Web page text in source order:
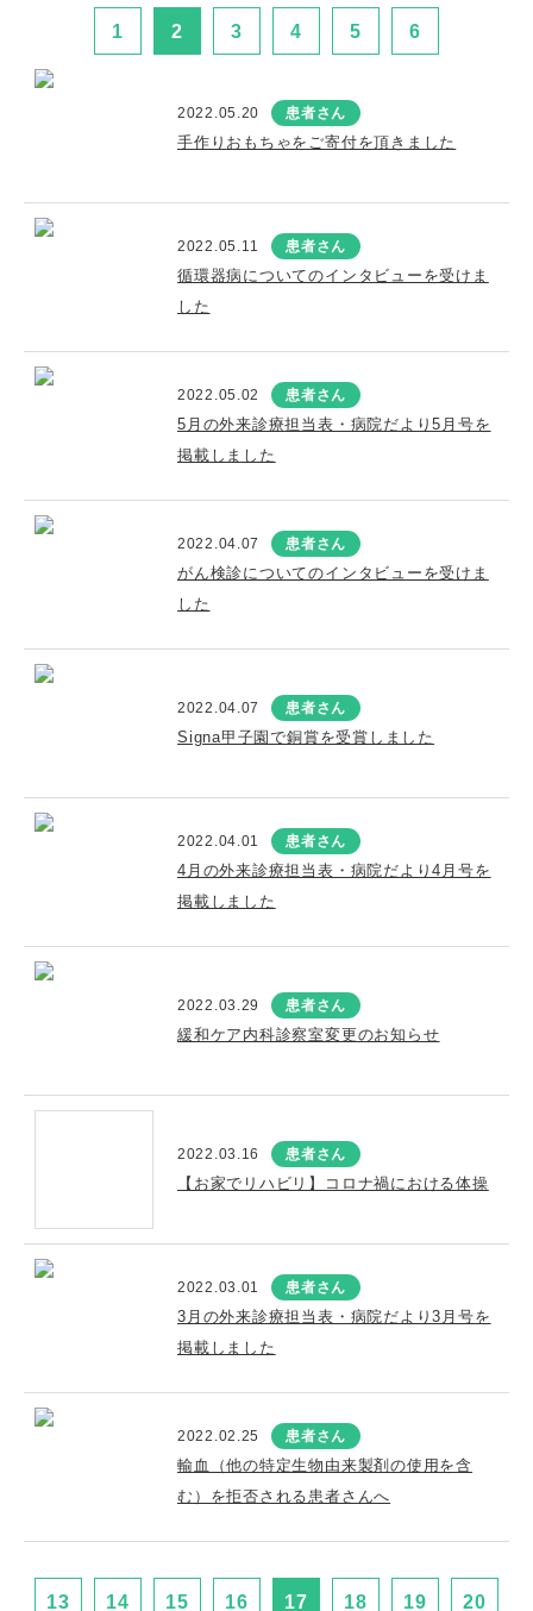
1 2 3 4 5 6
2022.05.20 患者さん
手作りおもちゃをご寄付を頂きました
2022.05.11 患者さん
循環器病についてのインタビューを受けま
した
2022.05.02 患者さん
5月の外来診療担当表・病院だより5月号を
掲載しました
2022.04.07 患者さん
がん検診についてのインタビューを受けま
した
2022.04.07 患者さん
Signa甲子園で銅賞を受賞しました
2022.04.01 患者さん
4月の外来診療担当表・病院だより4月号を
掲載しました
2022.03.29 患者さん
緩和ケア内科診察室変更のお知らせ
2022.03.16 患者さん
【お家でリハビリ】コロナ禍における体操
2022.03.01 患者さん
3月の外来診療担当表・病院だより3月号を
掲載しました
2022.02.25 患者さん
輸血（他の特定生物由来製剤の使用を含
む）を拒否される患者さんへ
13 14 15 16 17 18 19 20